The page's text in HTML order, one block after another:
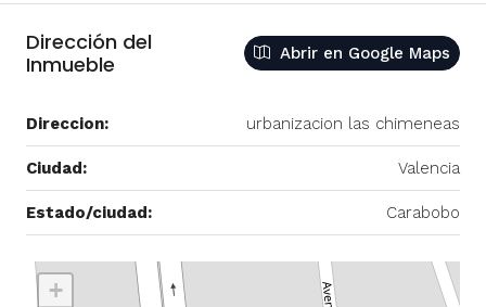
Dirección del
Inmueble
Abrir en Google Maps
Direccion: urbanizacion las chimeneas
Ciudad: Valencia
Estado/ciudad: Carabobo
+